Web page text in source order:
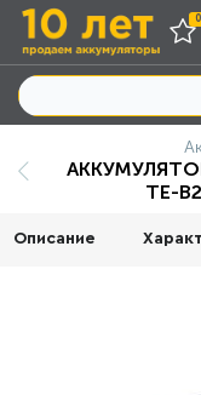
0
АККУМУЛЯТОР
TE-
Описание